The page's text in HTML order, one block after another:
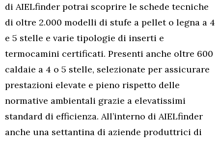
di AIELfinder potrai scoprire le schede tecniche
di oltre 2.000 modelli di stufe a pellet o legna a 4
e 5 stelle e varie tipologie di inserti e
termocamini certificati. Presenti anche oltre 600
caldaie a 4 o 5 stelle, selezionate per assicurare
prestazioni elevate e pieno rispetto delle
normative ambientali grazie a elevatissimi
standard di efficienza. All’interno di AIELfinder
anche una settantina di aziende produttrici di